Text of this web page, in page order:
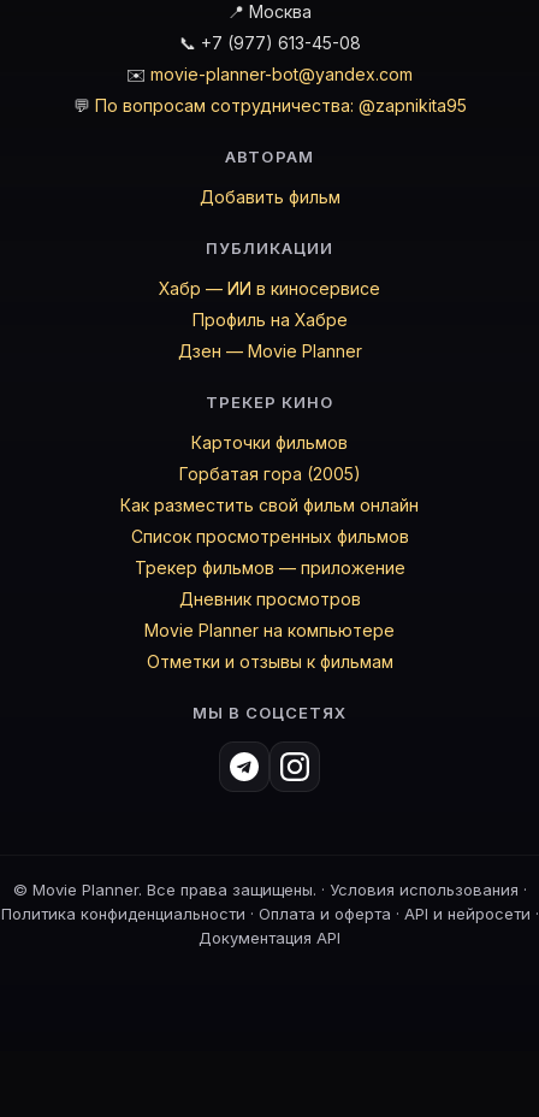
📍 Москва
📞 +7 (977) 613-45-08
✉️ movie-planner-bot@yandex.com
💬 По вопросам сотрудничества: @zapnikita95
АВТОРАМ
Добавить фильм
ПУБЛИКАЦИИ
Хабр — ИИ в киносервисе
Профиль на Хабре
Дзен — Movie Planner
ТРЕКЕР КИНО
Карточки фильмов
Горбатая гора (2005)
Как разместить свой фильм онлайн
Список просмотренных фильмов
Трекер фильмов — приложение
Дневник просмотров
Movie Planner на компьютере
Отметки и отзывы к фильмам
МЫ В СОЦСЕТЯХ
© Movie Planner. Все права защищены. · Условия использования ·
Политика конфиденциальности · Оплата и оферта · API и нейросети ·
Документация API